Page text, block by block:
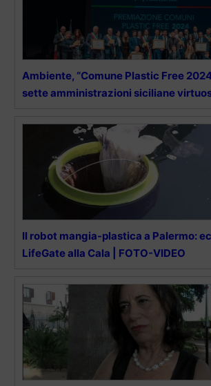
Ambiente, “Comune Plastic Free
sette amministrazioni siciliane
Il robot mangia-plastica a Palermo:
LifeGate alla Cala | FOTO-VIDEO